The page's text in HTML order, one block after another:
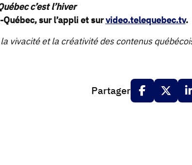
c’est l’hiver
sur l’appli et survideo.telequebec.tv.
vivacité et la créativité des contenus
Partager